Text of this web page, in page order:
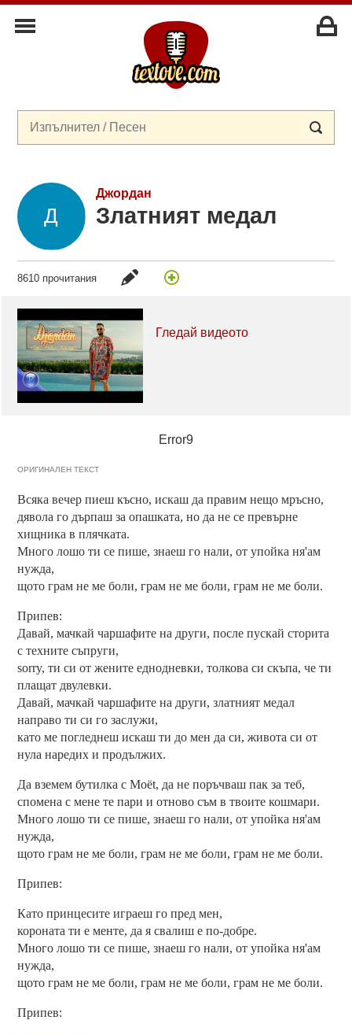
Джордан
Златният медал
8610 прочитания
Гледай видеото
Error9
ОРИГИНАЛЕН ТЕКСТ
Всяка вечер пиеш късно, искаш да правим нещо мръсно,
дявола го дърпаш за опашката, но да не се превърне
хищника в плячката.
Много лошо ти се пише, знаеш го нали, от упойка ня'ам
нужда,
щото грам не ме боли, грам не ме боли, грам не ме боли.
Припев:
Давай, мачкай чаршафите на други, после пускай сторита
с техните съпруги,
sorry, ти си от жените еднодневки, толкова си скъпа, че ти
плащат двулевки.
Давай, мачкай чаршафите на други, златният медал
направо ти си го заслужи,
като ме погледнеш искаш ти до мен да си, живота си от
нула наредих и продължих.
Да вземем бутилка с Moët, да не поръчваш пак за теб,
спомена с мене те пари и отново съм в твоите кошмари.
Много лошо ти се пише, знаеш го нали, от упойка ня'ам
нужда,
щото грам не ме боли, грам не ме боли, грам не ме боли.
Припев:
Като принцесите играеш го пред мен,
короната ти е менте, да я свалиш е по-добре.
Много лошо ти се пише, знаеш го нали, от упойка ня'ам
нужда,
щото грам не ме боли, грам не ме боли, грам не ме боли.
Припев: